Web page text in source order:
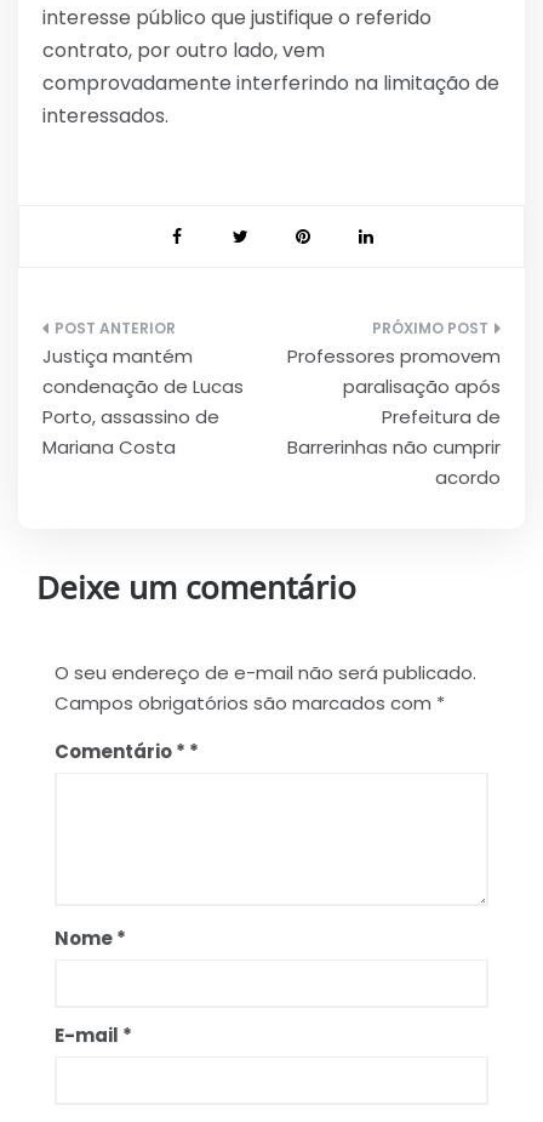
interesse público que justifique o referido
contrato, por outro lado, vem
comprovadamente interferindo na limitação de
interessados.
Navegação
de
Post
Justiça mantém
condenação de Lucas
Porto, assassino de
Mariana Costa
Professores promovem
paralisação após
Prefeitura de
Barrerinhas não cumprir
acordo
Deixe um comentário
O seu endereço de e-mail não será publicado.
Campos obrigatórios são marcados com *
Comentário*
Nome*
E-mail *